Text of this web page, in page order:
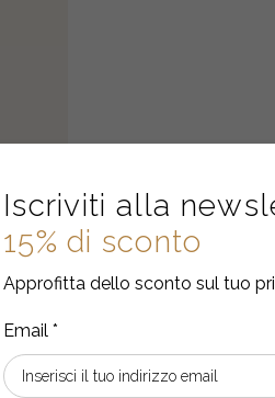
Iscriviti alla
15% di sconto
Approfitta dello sconto sul tuo